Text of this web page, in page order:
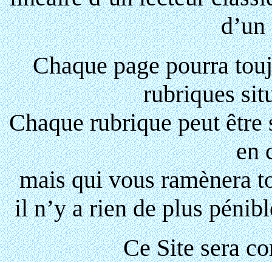
Chaque page pourra
rubriques
Chaque rubrique peut
en
mais qui vous ramènera
il n’y a rien de plus
Ce Site sera